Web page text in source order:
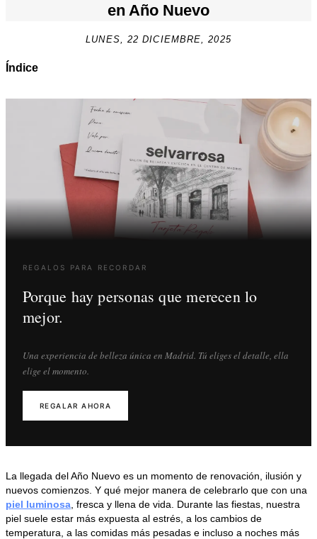
en Año Nuevo
LUNES, 22 DICIEMBRE, 2025
Índice
REGALOS PARA RECORDAR
Porque hay personas que merecen lo
mejor.
Una experiencia de belleza única en Madrid. Tú eliges el detalle, ella
elige el momento.
REGALAR AHORA
La llegada del Año Nuevo es un momento de renovación, ilusión y
nuevos comienzos. Y qué mejor manera de celebrarlo que con una
piel luminosa , fresca y llena de vida. Durante las fiestas, nuestra
piel suele estar más expuesta al estrés, a los cambios de
temperatura, a las comidas más pesadas e incluso a noches más